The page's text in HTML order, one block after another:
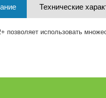
Технические
позволяет использовать